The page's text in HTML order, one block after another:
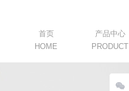
首页
HOME
产品中心
PRODUCT